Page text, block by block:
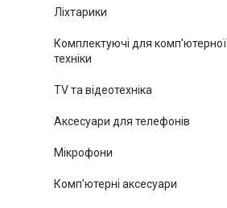
Ліхтарики
Комплектуючі для комп'ютерної
техніки
TV та відеотехніка
Аксесуари для телефонів
Мікрофони
Комп'ютерні аксесуари